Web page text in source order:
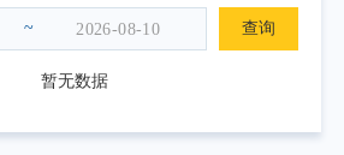
~ 查询
暂无数据